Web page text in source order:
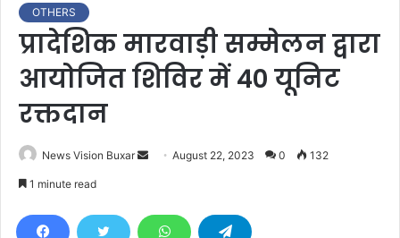
OTHERS
प्रादेशिक मारवाड़ी सम्मेलन द्वारा
आयोजित शिविर में 40 यूनिट
रक्तदान
News Vision Buxar
d
August 22, 2023 0 132
1 minute read